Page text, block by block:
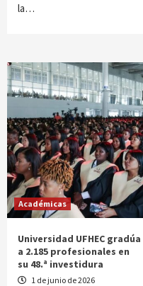
la…
Académicas
Universidad UFHEC gradúa
a 2.185 profesionales en
su 48.ª investidura
1 de junio de 2026